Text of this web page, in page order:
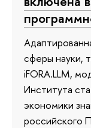
сферы науки,
iFORA.LLM,
Института
экономики
российского